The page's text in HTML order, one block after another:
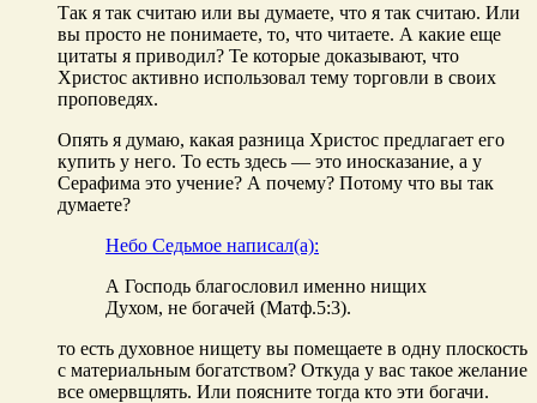
Так я так считаю или вы думаете, что я так считаю. Или
вы просто не понимаете, то, что читаете. А какие еще
цитаты я приводил? Те которые доказывают, что
Христос активно использовал тему торговли в своих
проповедях.
Опять я думаю, какая разница Христос предлагает его
купить у него. То есть здесь — это иносказание, а у
Серафима это учение? А почему? Потому что вы так
думаете?
Небо Седьмое написал(а):
А Господь благословил именно нищих
Духом, не богачей (Матф.5:3).
то есть духовное нищету вы помещаете в одну плоскость
с материальным богатством? Откуда у вас такое желание
все омервщлять. Или поясните тогда кто эти богачи.